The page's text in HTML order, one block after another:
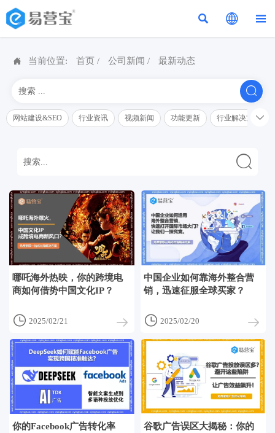
  
 当前位置: 首页 / 公司新闻 / 最新动态

网站建设&SEO 行业资讯 视频新闻 功能更新 行业解决方案解读


哪吒海外热映，你的跨境电
商如何借势中国文化IP？
 2025/02/21
中国企业如何靠海外整合营
销，迅速征服全球买家？
 2025/02/20
你的Facebook广告转化率
谷歌广告误区大揭秘：你的